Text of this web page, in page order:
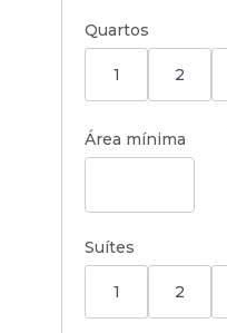
Quartos
1 2
Área mínima
Suítes
1 2